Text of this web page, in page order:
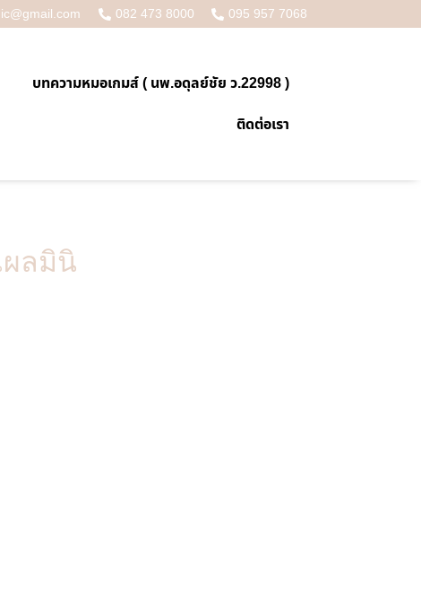
082 473 8000 095 957 7068
บทความหมอเกมส์ ( นพ.อดุลย์ชัย ว.22998 )
ติดต่อเรา
ผลมินิ